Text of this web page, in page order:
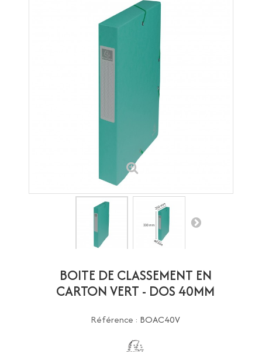
BOITE DE CLASSEMENT EN
CARTON VERT - DOS 40MM
Référence : BOAC40V